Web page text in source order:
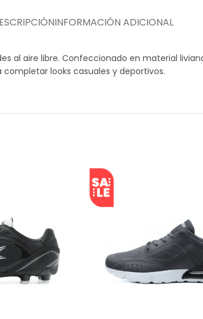
INFORMACIÓN ADICIONAL
al aire libre. Confeccionado en material
looks casuales y deportivos.